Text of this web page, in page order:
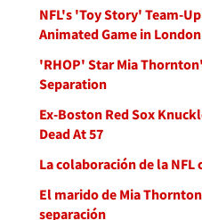
NFL's 'Toy Story' Team-
Animated Game in London
'RHOP' Star Mia
Separation
Ex-Boston Red Sox
Dead At 57
La colaboración de la
El marido de Mia
separación